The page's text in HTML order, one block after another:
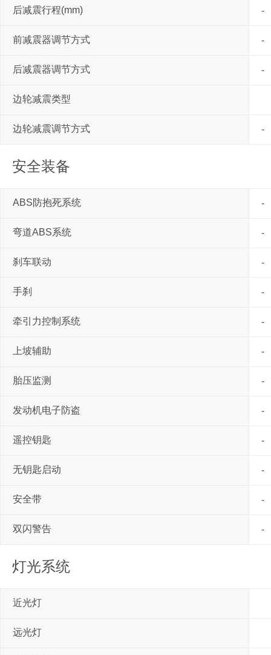
后减震行程(mm) -
前减震器调节方式 -
后减震器调节方式 -
边轮减震类型
边轮减震调节方式 -
安全装备
ABS防抱死系统 -
弯道ABS系统 -
刹车联动 -
手刹 -
牵引力控制系统 -
上坡辅助 -
胎压监测 -
发动机电子防盗 -
遥控钥匙 -
无钥匙启动 -
安全带 -
双闪警告 -
灯光系统
近光灯
远光灯